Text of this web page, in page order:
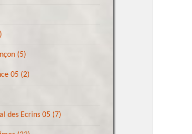
(5)
05 (2)
des Ecrins 05 (7)